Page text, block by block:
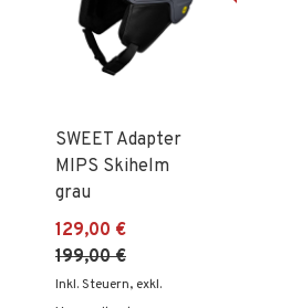
SWEET Adapter
MIPS Skihelm
grau
129,00 €
199,00 €
Inkl. Steuern, exkl.